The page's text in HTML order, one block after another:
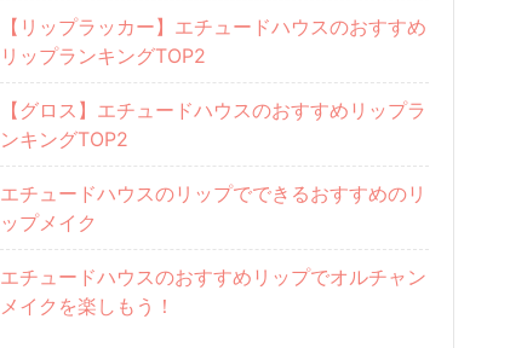
【リップラッカー】エチュードハウスのおすすめ
リップランキングTOP2
【グロス】エチュードハウスのおすすめリップラ
ンキングTOP2
エチュードハウスのリップでできるおすすめのリ
ップメイク
エチュードハウスのおすすめリップでオルチャン
メイクを楽しもう！